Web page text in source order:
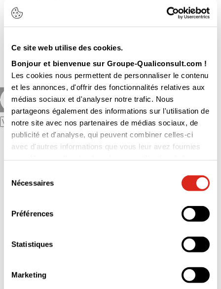
Ce site web utilise des cookies.
Bonjour et bienvenue sur Groupe-Qualiconsult.com !
Les cookies nous permettent de personnaliser le contenu
et les annonces, d'offrir des fonctionnalités relatives aux
médias sociaux et d'analyser notre trafic. Nous
partageons également des informations sur l'utilisation de
notre site avec nos partenaires de médias sociaux, de
publicité et d'analyse, qui peuvent combiner celles-ci
avec d'autres informations que vous leur avez fournies
Nécessaires
Préférences
Statistiques
Marketing
Nous contacter
Nos agences
Le Groupe
Notre Raison d’être
Notre politique éthique
Nos engagements RSE
Stratégie RSE
Nos innovations
Diagnostics immobiliers
Qualité, Hygiène, Sécurité, Environnement